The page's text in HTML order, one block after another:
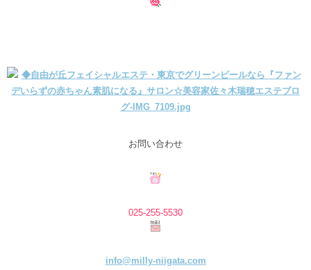
お問い合わせ
025-255-5530
info@milly-niigata.com